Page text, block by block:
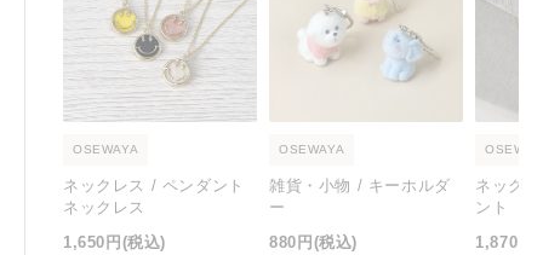
OSEWAYA
ネックレス / ペンダント
ネックレス
1,650円 (税込)
OSEWAYA
雑貨・小物 / キーホルダ
ー
880円 (税込)
ネック
ント
1,870円